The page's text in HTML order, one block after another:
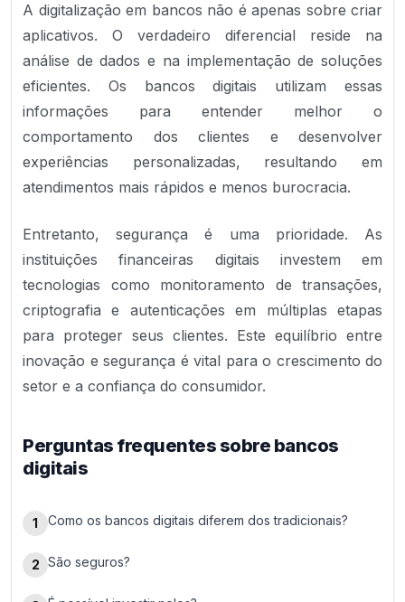
A digitalização em bancos não é apenas sobre criar
aplicativos. O verdadeiro diferencial reside na
análise de dados e na implementação de soluções
eficientes. Os bancos digitais utilizam essas
informações para entender melhor o
comportamento dos clientes e desenvolver
experiências personalizadas, resultando em
atendimentos mais rápidos e menos burocracia.
Entretanto, segurança é uma prioridade. As
instituições financeiras digitais investem em
tecnologias como monitoramento de transações,
criptografia e autenticações em múltiplas etapas
para proteger seus clientes. Este equilíbrio entre
inovação e segurança é vital para o crescimento do
setor e a confiança do consumidor.
Perguntas frequentes sobre bancos
digitais
1 Como os bancos digitais diferem dos tradicionais?
2 São seguros?